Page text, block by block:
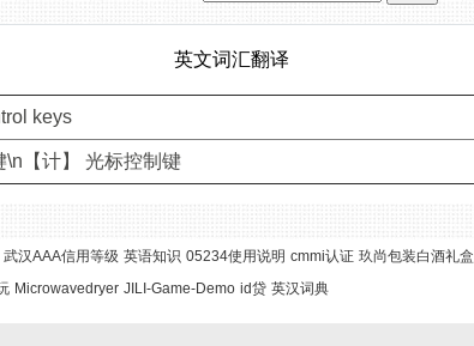
英文词汇翻译
keys
\n【计】 光标控制键
武汉AAA信用等级 英语知识 05234使用说明 cmmi认证 玖尚包装白酒礼盒
Microwavedryer JILI-Game-Demo id贷 英汉词典